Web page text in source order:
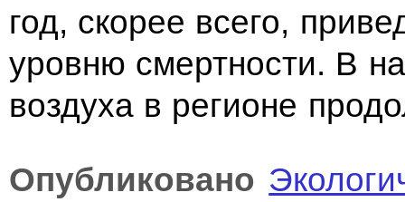
год, скорее всего,
уровню смертности. В
воздуха в регионе
Опубликовано